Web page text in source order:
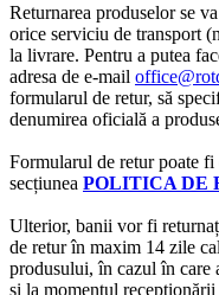
Returnarea produselor se
orice serviciu de transport
la livrare. Pentru a putea
adresa de e-mail
formularul de retur, să
denumirea oficială a
Formularul de retur poate fi
secțiunea POLITICA DE
Ulterior, banii vor fi
de retur în maxim 14 zile
produsului, în cazul în care
și la momentul recepționării